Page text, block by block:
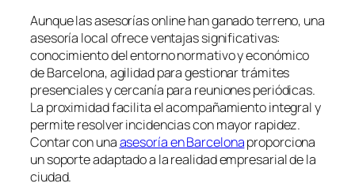
Aunque las asesorías online han ganado terreno, una
asesoría local ofrece ventajas significativas:
conocimiento del entorno normativo y económico
de Barcelona, agilidad para gestionar trámites
presenciales y cercanía para reuniones periódicas.
La proximidad facilita el acompañamiento integral y
permite resolver incidencias con mayor rapidez.
Contar con unaasesoría en Barcelonaproporciona
un soporte adaptado a la realidad empresarial de la
ciudad.